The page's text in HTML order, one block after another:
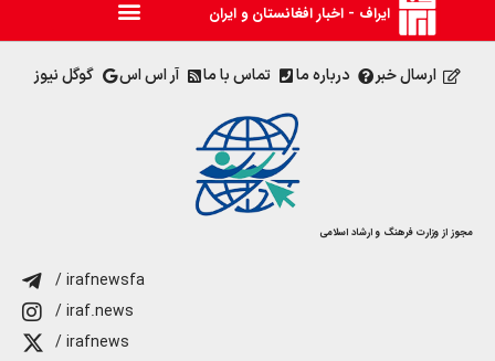
ایراف - اخبار افغانستان و ایران
ارسال خبر درباره ما تماس با ما آر اس اس گوگل نیوز
مجوز از وزارت فرهنگ و ارشاد اسلامی
/ irafnewsfa
/ iraf.news
/ irafnews